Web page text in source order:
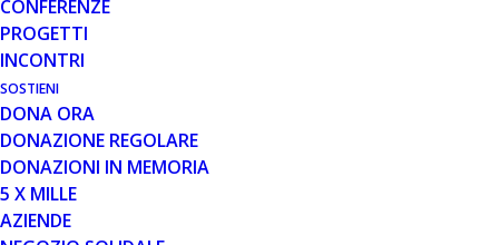
CONFERENZE
PROGETTI
INCONTRI
SOSTIENI
DONA ORA
DONAZIONE REGOLARE
DONAZIONI IN MEMORIA
5 X MILLE
AZIENDE
Città di Castello si rinnova Città della solidarietà a favore
di FDM e PARENT PROJECT ONLUS per sostenere la
ricerca di una cura per la distrofia muscolare di
Duchenne e Becker.